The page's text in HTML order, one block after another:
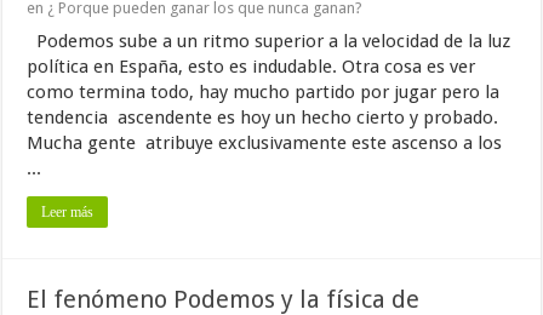
en ¿ Porque pueden ganar los que nunca ganan?
Podemos sube a un ritmo superior a la velocidad de la luz
política en España, esto es indudable. Otra cosa es ver
como termina todo, hay mucho partido por jugar pero la
tendencia ascendente es hoy un hecho cierto y probado.
Mucha gente atribuye exclusivamente este ascenso a los
...
Leer más
El fenómeno Podemos y la física de